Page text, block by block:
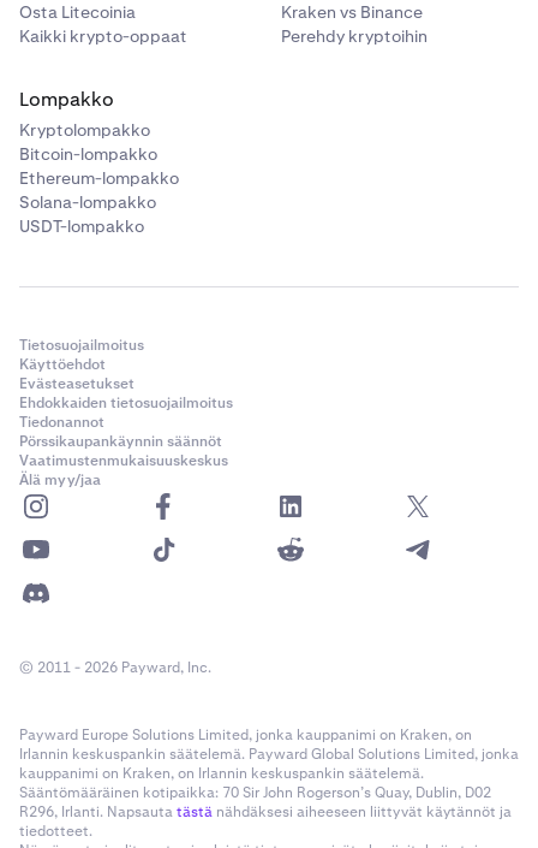
Osta Litecoinia
Kaikki krypto-oppaat
Kraken vs Binance
Perehdy kryptoihin
Lompakko
Kryptolompakko
Bitcoin-lompakko
Ethereum-lompakko
Solana-lompakko
USDT-lompakko
Tietosuojailmoitus
Käyttöehdot
Evästeasetukset
Ehdokkaiden tietosuojailmoitus
Tiedonannot
Pörssikaupankäynnin säännöt
Vaatimustenmukaisuuskeskus
Älä myy/jaa
© 2011 - 2026 Payward, Inc.
Payward Europe Solutions Limited, jonka kauppanimi on Kraken, on
Irlannin keskuspankin säätelemä. Payward Global Solutions Limited, jonka
kauppanimi on Kraken, on Irlannin keskuspankin säätelemä.
Sääntömääräinen kotipaikka: 70 Sir John Rogerson’s Quay, Dublin, D02
R296, Irlanti. Napsautatästä nähdäksesi aiheeseen liittyvät käytännöt ja
tiedotteet.